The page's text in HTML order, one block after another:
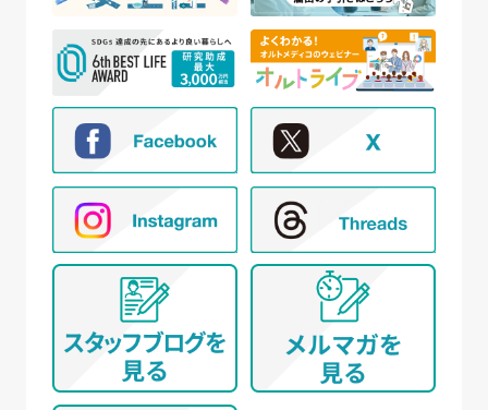
① WEBサイトの運営管理 (メールマガジン配
信、対象者の抽出を含む)
② 新規モニター試験の参加者募集および管理
③ モニター試験参加者への条件確認、連絡
④ モニター試験参加者への謝礼の支払い
⑤ モニター様からのお問い合わせ・ご要望への
対応
⑥ アンケートによる調査
⑦ 統計的な集計・分析、新規サービスの検討や
提案（データを公表する際は個人が特定でき
ないように配慮いたします）
(イ) 弊社とお取引き又は提携する企業、施設、団体
等 に所属する方から、WEBサイト、名刺交換
(WEB上を含む)、開催イベント、その他当社所定
の手続きを通じて取得する個人情報について